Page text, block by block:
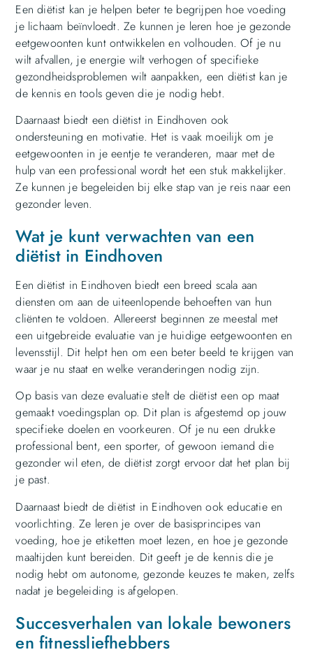
Een diëtist kan je helpen beter te begrijpen hoe voeding
je lichaam beïnvloedt. Ze kunnen je leren hoe je gezonde
eetgewoonten kunt ontwikkelen en volhouden. Of je nu
wilt afvallen, je energie wilt verhogen of specifieke
gezondheidsproblemen wilt aanpakken, een diëtist kan je
de kennis en tools geven die je nodig hebt.
Daarnaast biedt een diëtist in Eindhoven ook
ondersteuning en motivatie. Het is vaak moeilijk om je
eetgewoonten in je eentje te veranderen, maar met de
hulp van een professional wordt het een stuk makkelijker.
Ze kunnen je begeleiden bij elke stap van je reis naar een
gezonder leven.
Wat je kunt verwachten van een
diëtist in Eindhoven
Een diëtist in Eindhoven biedt een breed scala aan
diensten om aan de uiteenlopende behoeften van hun
cliënten te voldoen. Allereerst beginnen ze meestal met
een uitgebreide evaluatie van je huidige eetgewoonten en
levensstijl. Dit helpt hen om een beter beeld te krijgen van
waar je nu staat en welke veranderingen nodig zijn.
Op basis van deze evaluatie stelt de diëtist een op maat
gemaakt voedingsplan op. Dit plan is afgestemd op jouw
specifieke doelen en voorkeuren. Of je nu een drukke
professional bent, een sporter, of gewoon iemand die
gezonder wil eten, de diëtist zorgt ervoor dat het plan bij
je past.
Daarnaast biedt de diëtist in Eindhoven ook educatie en
voorlichting. Ze leren je over de basisprincipes van
voeding, hoe je etiketten moet lezen, en hoe je gezonde
maaltijden kunt bereiden. Dit geeft je de kennis die je
nodig hebt om autonome, gezonde keuzes te maken, zelfs
nadat je begeleiding is afgelopen.
Succesverhalen van lokale bewoners
en fitnessliefhebbers